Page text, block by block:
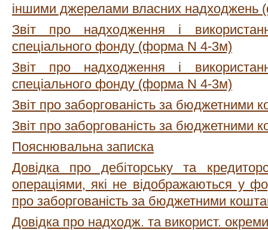
іншими джерелами власних надходжень
Звіт про надходження і
спеціального фонду (форма N 4-3м)
Звіт про надходження і
спеціального фонду (форма N 4-3м)
Звіт про заборгованість за
Звіт про заборгованість за
Пояснювальна записка
Довідка про дебіторську та
операціями, які не відображаються
про заборгованість за бюджетними
Довідка про надходж. та використ.